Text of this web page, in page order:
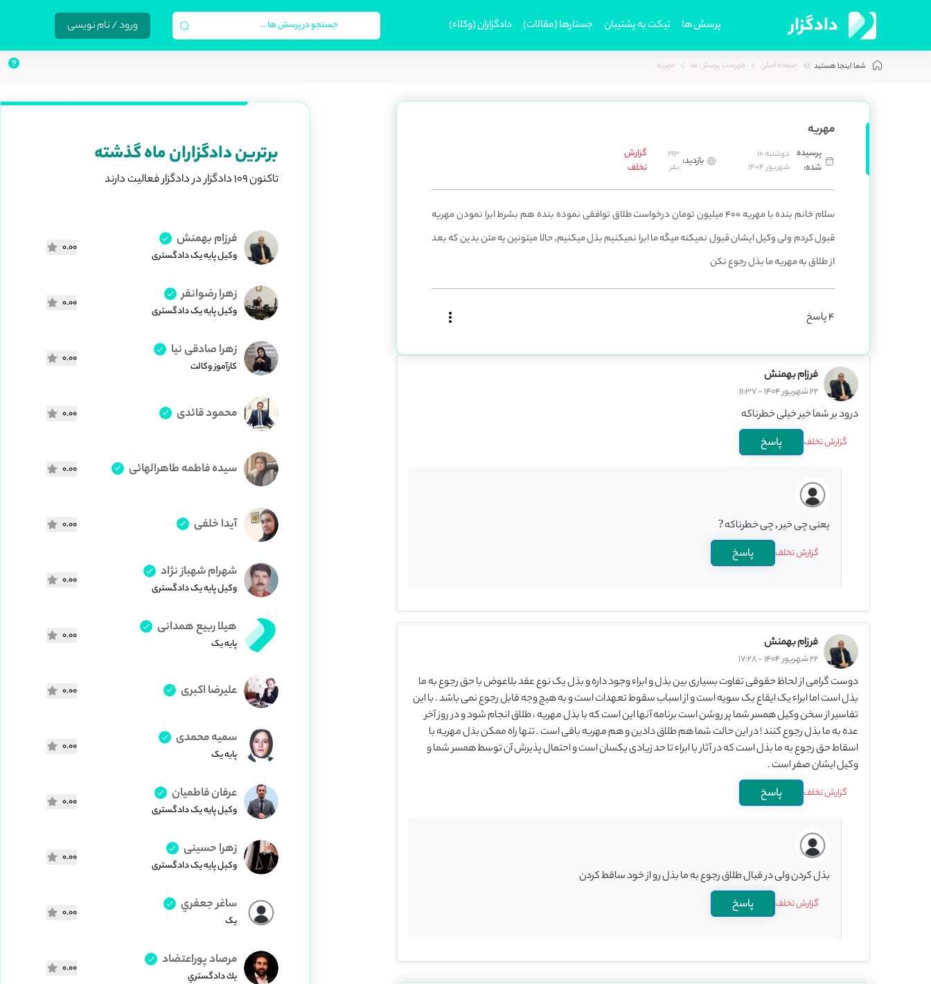
دادگزار پرسش ها تیکت به پشتیبان جستارها (مقالات) دادگزاران (وکلاء) ورود / نام نویسی
شما اینجا هستید صفحه اصلی فهرست پرسش ها مهریه
مهریه
پرسیده
شده:
دوشنبه 10
شهریور 1404
بازدید: 193
نفر
گزارش
تخلف
سلام خانم بنده با مهریه 400 میلیون تومان درخواست طلاق توافقی نموده بنده هم بشرط ابرا نمودن مهریه
قبول کردم ولی وکیل ایشان قبول نمیکنه میگه ما ابرا نمیکنیم بذل میکنیم, حالا میتونین یه متن بدین که بعد
از طلاق به مهریه ما بذل رجوع نکن
4 پاسخ
فرزام بهمنش
22 شهریور 1404 - 11:37
درود بر شما خیر خیلی خطرناکه
گزارش تخلف پاسخ
یعنی چی خیر , چی خطرناکه ?
گزارش تخلف پاسخ
فرزام بهمنش
22 شهریور 1404 - 17:28
دوست گرامی از لحاظ حقوقی تفاوت بسیاری بین بذل و ابراء وجود داره و بذل یک نوع عقد بلاعوض با حق رجوع به ما
بذل است اما ابراء یک ایقاع یک سویه است و از اسباب سقوط تعهدات است و به هیچ وجه قابل رجوع نمی باشد . با این
تفاسیر از سخن وکیل همسر شما پر روشن است برنامه آنها این است که با بذل مهریه ، طلاق انجام شود و در روز آخر
عده به ما بذل رجوع کنند ! در این حالت شما هم طلاق دادین و هم مهریه باقی است . تنها راه ممکن بذل مهریه با
اسقاط حق رجوع به ما بذل است که در آثار با ابراء تا حد زیادی یکسان است و احتمال پذیرش آن توسط همسر شما و
وکیل ایشان صفر است .
گزارش تخلف پاسخ
بذل کردن ولی در قبال طلاق رجوع به ما بذل رو از خود ساقط کردن
گزارش تخلف پاسخ
برترین دادگزاران ماه گذشته
تاکنون 109 دادگزار در دادگزار فعالیت دارند
فرزام بهمنش
وکیل پایه یک دادگستری
0.00
زهرا رضوانفر
وکیل پایه یک دادگستری
0.00
زهرا صادقی نیا
کارآموز وکالت
0.00
محمود قائدی 0.00
سیده فاطمه طاهرالهائی 0.00
آیدا خلفی 0.00
شهرام شهباز نژاد
وکیل پایه یک دادگستری
0.00
هیلا ربیع همدانی
پایه یک
0.00
علیرضا اکبری 0.00
سمیه محمدی
پایه یک
0.00
عرفان فاطمیان
وکیل پایه یک دادگستری
0.00
زهرا حسینی
وکیل پایه یک دادگستری
0.00
ساغر جعفري
یک
0.00
مرصاد پوراعتضاد
يك دادگستري
0.00